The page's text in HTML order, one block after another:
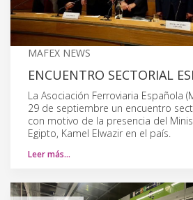
MAFEX NEWS
ENCUENTRO SECTORIAL
La Asociación Ferroviaria Española
29 de septiembre un encuentro
con motivo de la presencia del
Egipto, Kamel Elwazir en el país.
Leer más…